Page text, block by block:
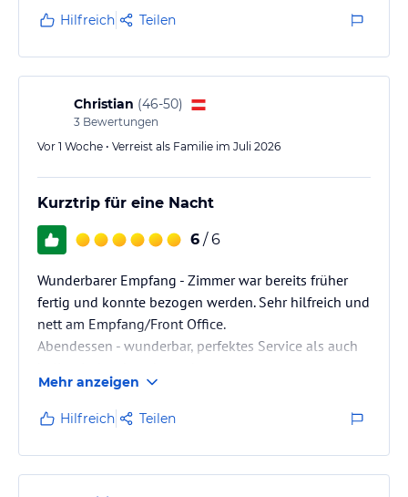
Hilfreich Teilen
Christian (46-50)
3 Bewertungen
Vor 1 Woche • Verreist als Familie im Juli 2026
Kurztrip für eine Nacht
6 / 6
Wunderbarer Empfang - Zimmer war bereits früher
fertig und konnte bezogen werden. Sehr hilfreich und
nett am Empfang/Front Office.
Abendessen - wunderbar, perfektes Service als auch
Mehr anzeigen
Hilfreich Teilen